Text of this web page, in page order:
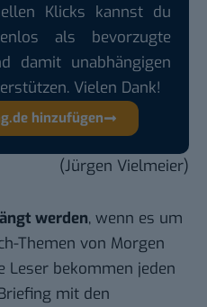
Klicks kannst du
als bevorzugte
damit unabhängigen
Vielen Dank!
hinzufügen
(Jürgen Vielmeier)
werden, wenn es um
Themen von Morgen
Leser bekommen jeden
mit den